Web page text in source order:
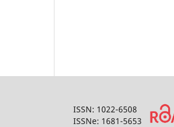
ISSN: 1022-6508
ISSNe: 1681-5653